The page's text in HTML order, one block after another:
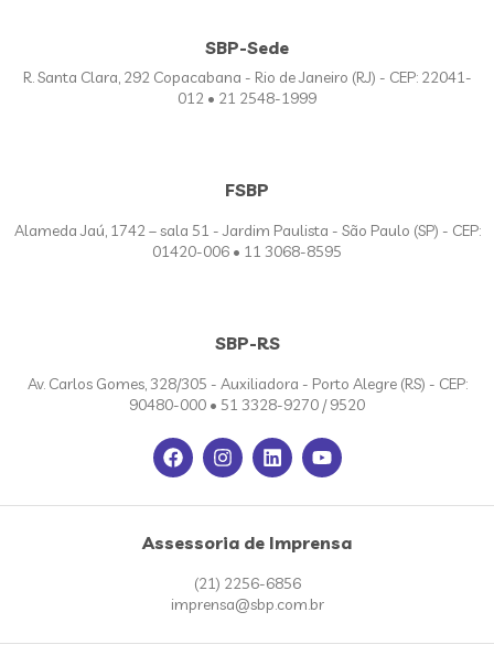
SBP-Sede
R. Santa Clara, 292 Copacabana - Rio de Janeiro (RJ) - CEP: 22041-
012 • 21 2548-1999
FSBP
Alameda Jaú, 1742 – sala 51 - Jardim Paulista - São Paulo (SP) - CEP:
01420-006 • 11 3068-8595
SBP-RS
Av. Carlos Gomes, 328/305 - Auxiliadora - Porto Alegre (RS) - CEP:
90480-000 • 51 3328-9270 / 9520
Assessoria de Imprensa
(21) 2256-6856
imprensa@sbp.com.br